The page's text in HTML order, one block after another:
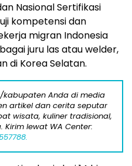
Nasional Sertifikasi
kompetensi dan
migran Indonesia
juru las atau welder,
di Korea Selatan.
kabupaten Anda di media
artikel dan cerita seputar
wisata, kuliner tradisional,
lewat WA Center: